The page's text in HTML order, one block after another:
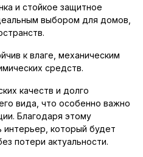
и стойкое защитное
выбором для домов,
к влаге, механическим
средств.
качеств и долго
вида, что особенно важно
Благодаря этому
который будет
потери актуальности.